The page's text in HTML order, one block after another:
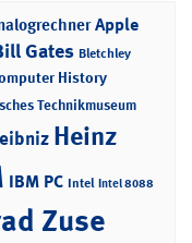
Apple
Gates Bletchley
History
Technikmuseum
Heinz
IBM PC Intel Intel 8088
Zuse